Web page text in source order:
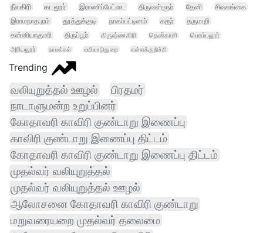
நீலகிரி
கடலூர் இராணிப்பேட்டை திருவள்ளூர் தேனி
சிவகங்கை
இராமநாதபுரம்
தூத்துக்குடி நாகப்பட்டினம் கரூர் தருமபுரி
கன்னியாகுமரி திருப்பூர் கிருஷ்ணகிரி தென்காசி
பெரம்பலூர்
அரியலூர்
நாமக்கல் மயிலாடுதுறை கள்ளக்குறிச்சி
Trending
வலியுறுத்தல் ஊழல் பிரதமர்
நாடாளுமன்ற உறுப்பினர்
கோதாவரி காவிரி குண்டாறு இணைப்பு
காவிரி குண்டாறு இணைப்பு திட்டம்
கோதாவரி காவிரி குண்டாறு இணைப்பு திட்டம்
முதல்வர் வலியுறுத்தல்
முதல்வர் வலியுறுத்தல் ஊழல்
ஆலோசனை கோதாவரி காவிரி குண்டாறு
மறுவரையறை முதல்வர் தலைமை